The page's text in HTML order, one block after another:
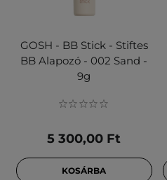
GOSH - BB Stick - Stiftes
BB Alapozó - 002 Sand -
9g
5 300,00 Ft
KOSÁRBA